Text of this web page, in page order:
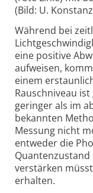
(Bild: U.
Während bei
eine positive
aufweisen,
einem
Rauschniveau
geringer als im
bekannten
Messung nicht
entweder die
verstärken
erhalten.